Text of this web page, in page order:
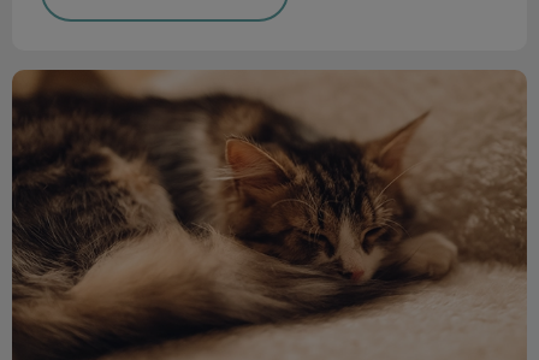
Last minute vuurwerktips